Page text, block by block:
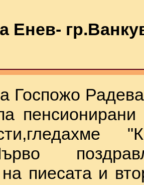
Енев-
Госпожо
пиесата и